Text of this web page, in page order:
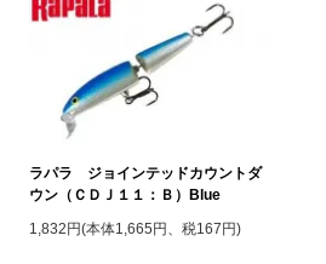
ラパラ ジョインテッドカウントダ
ウン（ＣＤＪ１１：Ｂ）Blue
1,832円(本体1,665円、税167円)